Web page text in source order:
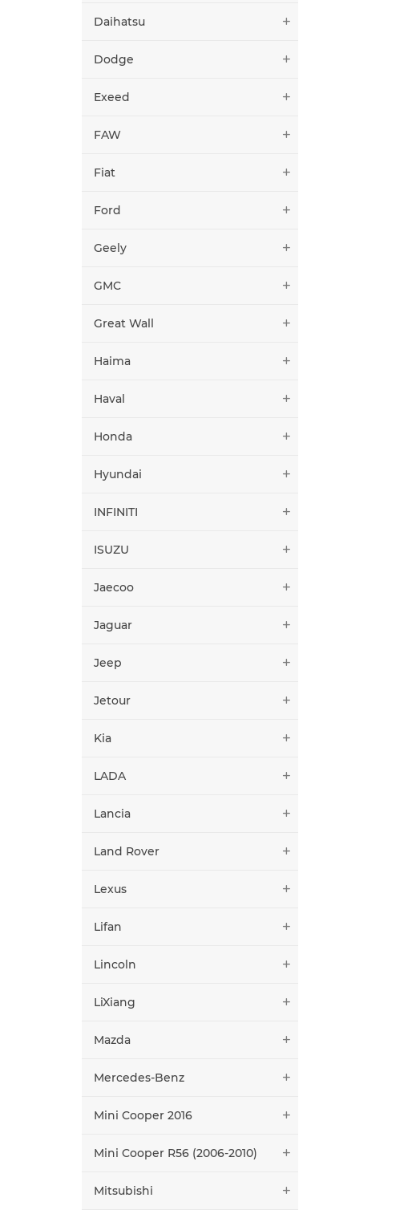
Daihatsu
Dodge
Exeed
FAW
Fiat
Ford
Geely
GMC
Great Wall
Haima
Haval
Honda
Hyundai
INFINITI
ISUZU
Jaecoo
Jaguar
Jeep
Jetour
Kia
LADA
Lancia
Land Rover
Lexus
Lifan
Lincoln
LiXiang
Mazda
Mercedes-Benz
Mini Cooper 2016
Mini Cooper R56 (2006-2010)
Mitsubishi